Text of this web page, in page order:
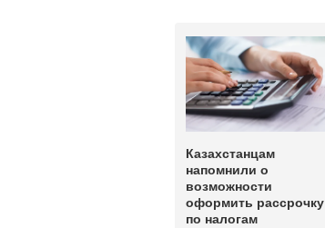
Казахстанцам
напомнили о
возможности
оформить рассрочку
по налогам